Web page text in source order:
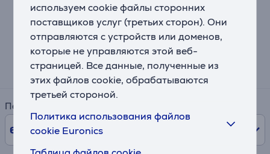
используем cookie файлы сторонних
поставщиков услуг (третьих сторон). Они
отправляются с устройств или доменов,
которые не управляются этой веб-
страницей. Все данные, полученные из
этих файлов cookie, обрабатываются
третьей стороной.
Политика использования файлов
cookie Euronics
Калькулятор лизинга и аренды
Примерный размер ежемесячного платежа
12 €
Период
6 мес.